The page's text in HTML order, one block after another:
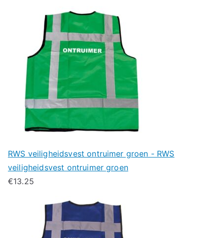
RWS veiligheidsvest ontruimer groen - RWS
veiligheidsvest ontruimer groen
€13.25